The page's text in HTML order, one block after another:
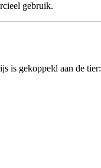
gebruik.
is gekoppeld aan de tier: